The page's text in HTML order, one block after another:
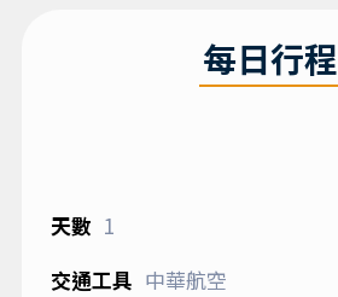
每日行程
1
中華航空